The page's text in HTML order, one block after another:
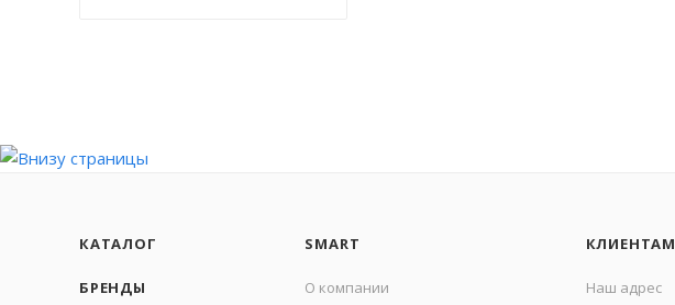
КАТАЛОГ
БРЕНДЫ
SMART
О компании
КЛИЕНТАМ
Наш адрес